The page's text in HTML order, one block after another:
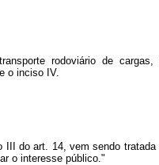
rodoviário de
o inciso IV.
do art. 14, vem sendo
o interesse público."